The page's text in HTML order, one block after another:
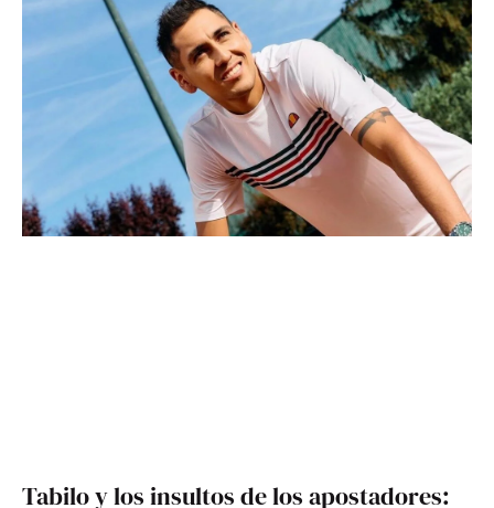
Tabilo y los insultos de los apostadores: